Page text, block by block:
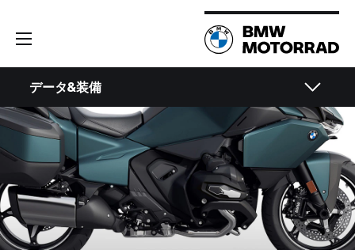
データ&装備